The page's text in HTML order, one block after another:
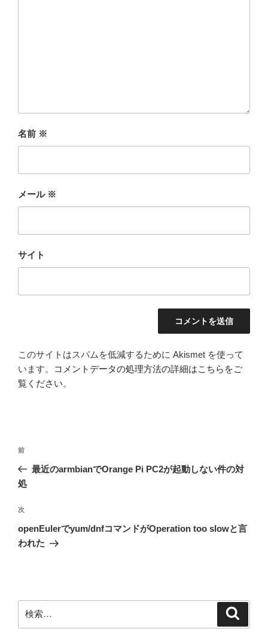
名前 ※
メール ※
サイト
このサイトはスパムを低減するために Akismet を使って
います。
コメントデータの処理方法の詳細はこちらをご
覧ください。
投
ナ
ゲ
ー
シ
前
の
投
前
最近のarmbianでOrange Pi PC2が起動しない件の対
処
次
の
投
次
openEulerでyum/dnfコマンドがOperation too slowと言
われた
索: